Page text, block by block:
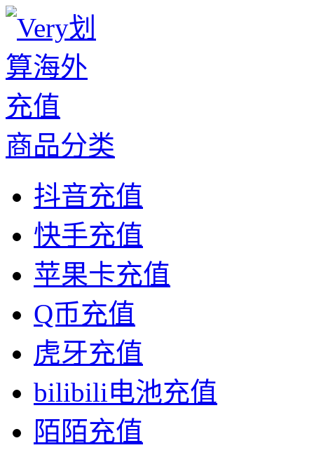
商品分类
抖音充值
快手充值
苹果卡充值
Q币充值
虎牙充值
bilibili电池充值
陌陌充值